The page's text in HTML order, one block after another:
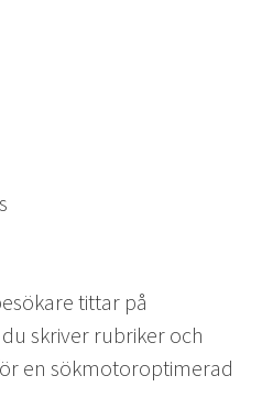
tittar på
skriver rubriker och
en sökmotoroptimerad